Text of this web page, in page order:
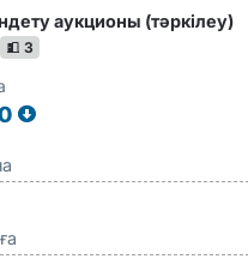
аукционы (тәркілеу)
3